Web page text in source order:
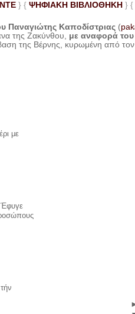
} { ΨΗΦΙΑΚΗ ΒΙΒΛΙΟΘΗΚΗ } {
Παναγιώτης Καποδίστριας (
της Ζακύνθου, με αναφορά
της Βέρνης, κυρωμένη από
με
Έφυγε